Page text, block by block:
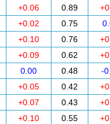
+0.06 0.89
+0.02 0.75
+0.10 0.76
+0.09 0.62
0.00 0.48
-
+0.05 0.42
+0.07 0.43
+0.10 0.55